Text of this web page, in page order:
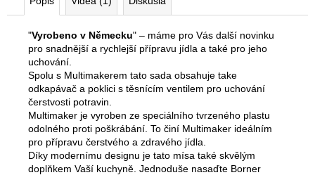
"Vyrobeno v Německu" – máme pro Vás další novinku
pro snadnější a rychlejší přípravu jídla a také pro jeho
uchování.
Spolu s Multimakerem tato sada obsahuje take
odkapávač a poklici s těsnícím ventilem pro uchování
čerstvosti potravin.
Multimaker je vyroben ze speciálního tvrzeného plastu
odolného proti poškrábání. To činí Multimaker ideálním
pro přípravu čerstvého a zdravého jídla.
Díky modernímu designu je tato mísa také skvělým
doplňkem Vaší kuchyně. Jednoduše nasaďte Borner
€94
Pôvodne: